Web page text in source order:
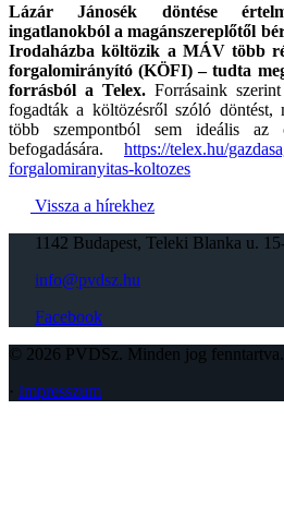
Lázár Jánosék döntése
ingatlanokból a magánszereplőtől
Irodaházba költözik a MÁV több
forgalomirányító (KÖFI) – tudta
forrásból a Telex. Forrásaink
fogadták a költözésről szóló döntést,
több szempontból sem ideális az
befogadására. https://telex.hu/
forgalomiranyitas-koltozes
Vissza a hírekhez
1142 Budapest, Teleki Blanka u.
info@pvdsz.hu
Facebook
© 2026 PVDSz. Minden jog fenntartva.
· Impresszum